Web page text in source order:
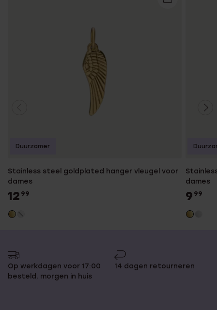
Stainless steel goldplated hanger vleugel voor
dames
12 99
Duurzamer
dames
9 99
Op werkdagen voor 17:00
besteld, morgen in huis
14 dagen retourneren